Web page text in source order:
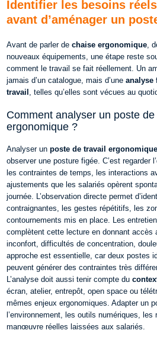
Identifier les besoins
avant d’aménager un
Avant de parler dechaise ergonomique ,
nouveaux équipements, une étape reste
comment le travail se fait réellement. Un
jamais d’un catalogue, mais d’uneanalyse
travail , telles qu’elles sont vécues au
Comment analyser un poste
ergonomique ?
Analyser unposte de travail ergonomique
observer une posture figée. C’est regarder
les contraintes de temps, les interactions
ajustements que les salariés opèrent
journée. L’observation directe permet
contraignantes, les gestes répétitifs, les
contournements mis en place. Les
complètent cette lecture en donnant accès
inconfort, difficultés de concentration,
approche est essentielle, car deux postes
peuvent générer des contraintes très
L’analyse doit aussi tenir compte du
écran, atelier, entrepôt, open space ou
mêmes enjeux ergonomiques. Adapter un
l’environnement, les outils numériques,
manœuvre réelles laissées aux salariés.